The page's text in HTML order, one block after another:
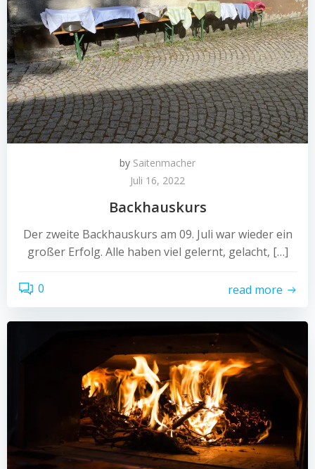
by Saitenmacher
Juli 16, 2022
Backhauskurs
Der zweite Backhauskurs am 09. Juli war wieder ein
großer Erfolg. Alle haben viel gelernt, gelacht, […]
0 read more